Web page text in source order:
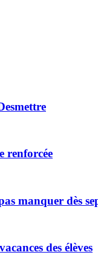
renforcée
manquer dès
des élèves